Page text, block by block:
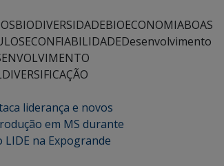
BIODIVERSIDADEBIOECONOMIABOAS
CONFIABILIDADEDesenvolvimento
DIVERSIFICAÇÃO
liderança e novos
em MS durante
LIDE na Expogrande